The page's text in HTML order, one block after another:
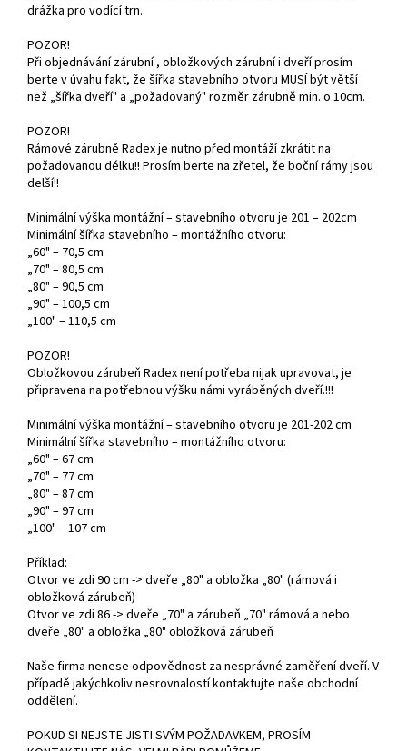
drážka pro vodící trn.
POZOR!
Při objednávání zárubní , obložkových zárubní i dveří prosím
berte v úvahu fakt, že šířka stavebního otvoru MUSÍ být větší
než „šířka dveří" a „požadovaný" rozměr zárubně min. o 10cm.
POZOR!
Rámové zárubně Radex je nutno před montáží zkrátit na
požadovanou délku!! Prosím berte na zřetel, že boční rámy jsou
delší!!
Minimální výška montážní – stavebního otvoru je 201 – 202cm
Minimální šířka stavebního – montážního otvoru:
„60" – 70,5 cm
„70" – 80,5 cm
„80" – 90,5 cm
„90" – 100,5 cm
„100" – 110,5 cm
POZOR!
Obložkovou zárubeň Radex není potřeba nijak upravovat, je
připravena na potřebnou výšku námi vyráběných dveří.!!!
Minimální výška montážní – stavebního otvoru je 201-202 cm
Minimální šířka stavebního – montážního otvoru:
„60" – 67 cm
„70" – 77 cm
„80" – 87 cm
„90" – 97 cm
„100" – 107 cm
Příklad:
Otvor ve zdi 90 cm -> dveře „80" a obložka „80" (rámová i
obložková zárubeň)
Otvor ve zdi 86 -> dveře „70" a zárubeň „70" rámová a nebo
dveře „80" a obložka „80" obložková zárubeň
Naše firma nenese odpovědnost za nesprávné zaměření dveří. V
případě jakýchkoliv nesrovnalostí kontaktujte naše obchodní
oddělení.
POKUD SI NEJSTE JISTI SVÝM POŽADAVKEM, PROSÍM